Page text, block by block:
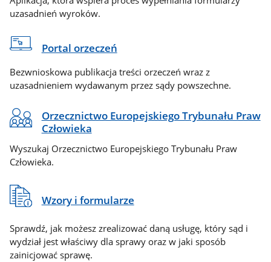
uzasadnień wyroków.
Portal orzeczeń
Bezwnioskowa publikacja treści orzeczeń wraz z
uzasadnieniem wydawanym przez sądy powszechne.
Orzecznictwo Europejskiego Trybunału Praw
Człowieka
Wyszukaj Orzecznictwo Europejskiego Trybunału Praw
Człowieka.
Wzory i formularze
Sprawdź, jak możesz zrealizować daną usługę, który sąd i
wydział jest właściwy dla sprawy oraz w jaki sposób
zainicjować sprawę.